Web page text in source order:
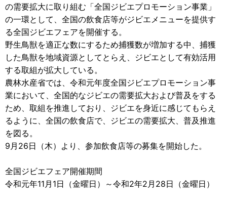
の需要拡大に取り組む「全国ジビエプロモーション事業」
の一環として、全国の飲食店等がジビエメニューを提供す
る全国ジビエフェアを開催する。
野生鳥獣を適正な数にするため捕獲数が増加する中、捕獲
した鳥獣を地域資源としてとらえ、ジビエとして有効活用
する取組が拡大している。
農林水産省では、令和元年度全国ジビエプロモーション事
業において、全国的なジビエの需要拡大および普及をする
ため、取組を推進しており、ジビエを身近に感じてもらえ
るように、全国の飲食店で、ジビエの需要拡大、普及推進
を図る。
9月26日（木）より、参加飲食店等の募集を開始した。
全国ジビエフェア開催期間
令和元年11月1日（金曜日）～令和2年2月28日（金曜日）